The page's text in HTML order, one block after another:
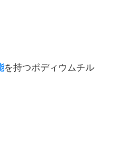
を持つポディウムチル